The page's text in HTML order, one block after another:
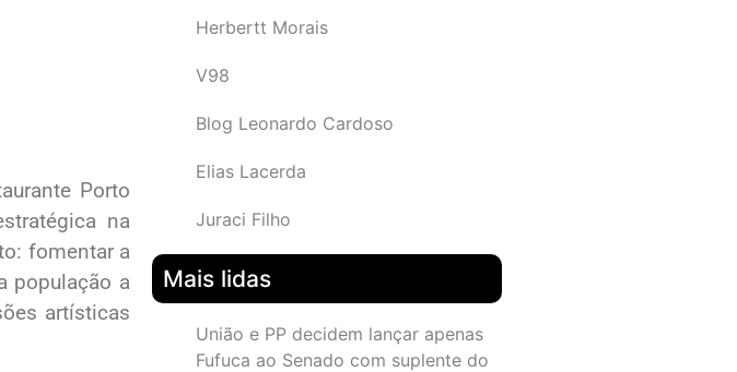
Porto
na
fomentar a
população a
artísticas
Herbertt Morais
V98
Blog Leonardo Cardoso
Elias Lacerda
Juraci Filho
Mais lidas
União e PP decidem lançar apenas
Fufuca ao Senado com suplente do